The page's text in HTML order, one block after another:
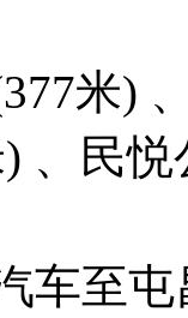
米)
、民悦
车至